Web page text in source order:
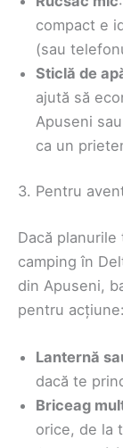
compact e
(sau
Sticlă de
ajută să
Apuseni
ca un
3. Pentru
Dacă
camping în
din Apuseni,
pentru acțiune:
Lanternă
dacă te
Briceag
orice, de la